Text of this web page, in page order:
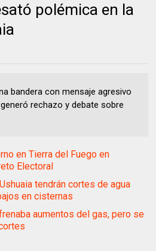
polémica en la
bandera con mensaje agresivo
rechazo y debate sobre
en Tierra del Fuego en
Electoral
tendrán cortes de agua
en cisternas
aumentos del gas, pero se